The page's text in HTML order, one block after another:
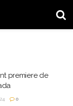
premiere de
0